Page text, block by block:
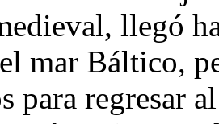
llegó
mar Báltico,
para regresar